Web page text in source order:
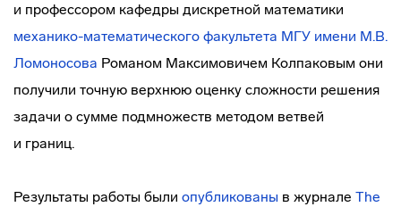
и профессором кафедры дискретной математики
механико-математического факультета МГУ имени М.В.
Ломоносова Романом Максимовичем Колпаковым они
получили точную верхнюю оценку сложности решения
задачи о сумме подмножеств методом ветвей
и границ.
Результаты работы были опубликованы в журнале The